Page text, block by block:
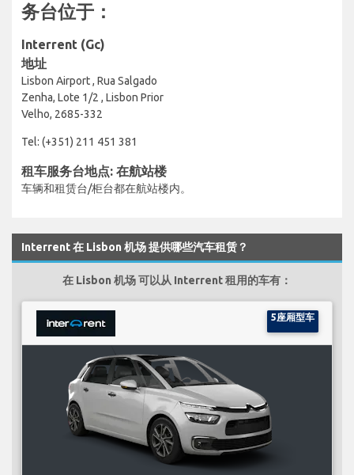
务台位于：
Interrent (Gc)
地址
Lisbon Airport , Rua Salgado
Zenha, Lote 1/2 , Lisbon Prior
Velho, 2685-332
Tel: (+351) 211 451 381
租车服务台地点: 在航站楼
车辆和租赁台/柜台都在航站楼内。
Interrent 在 Lisbon 机场 提供哪些汽车租赁？
在 Lisbon 机场 可以从 Interrent 租用的车有：
5座厢型车